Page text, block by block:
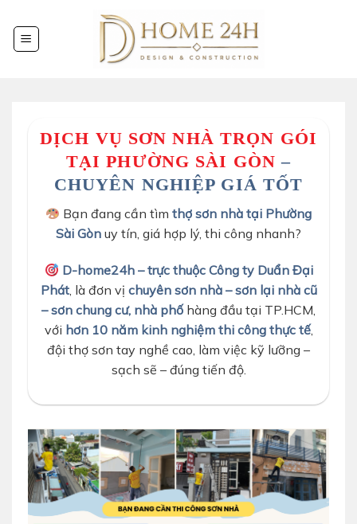
đến
nội
DỊCH VỤ SƠN NHÀ TRỌN GÓI
TẠI PHƯỜNG SÀI GÒN –
CHUYÊN NGHIỆP GIÁ TỐT
Bạn đang cần tìm thợ sơn nhà tại Phường
Sài Gòn uy tín, giá hợp lý, thi công nhanh?
D-home24h – trực thuộc Công ty Duẩn Đại
Phát, là đơn vị chuyên sơn nhà – sơn lại nhà cũ
– sơn chung cư, nhà phốhàng đầu tại TP.HCM,
với hơn 10 năm kinh nghiệm thi công thực tế,
đội thợ sơn tay nghề cao, làm việc kỹ lưỡng –
sạch sẽ – đúng tiến độ.